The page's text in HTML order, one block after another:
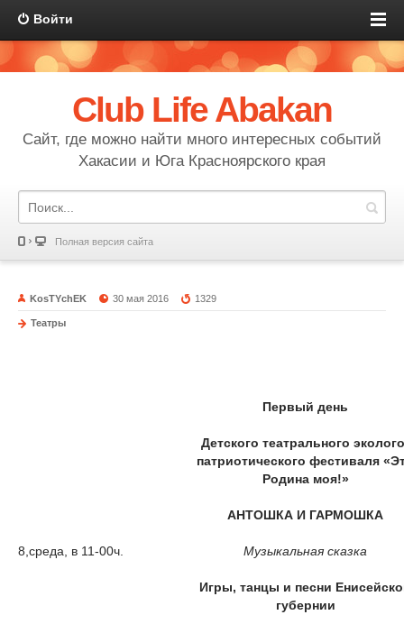
Войти
Club Life Abakan
Сайт, где можно найти много интересных событий
Хакасии и Юга Красноярского края
Полная версия сайта
KosTYchEK 30 мая 2016 1329
Театры
8,среда, в 11-00ч.
Первый день
Детского театрального
патриотического фестиваля
Родина моя!»
АНТОШКА И ГАРМОШКА
Музыкальная сказка
Игры, танцы и песни
губернии